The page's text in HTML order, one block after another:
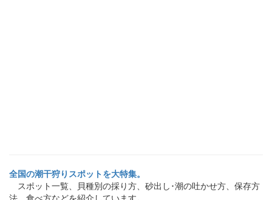
全国の潮干狩りスポットを大特集。
スポット一覧、貝種別の採り方、砂出し･潮の吐かせ方、保存方
法、食べ方などを紹介しています。